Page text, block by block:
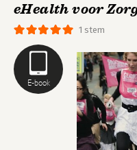
E-book
1 stem
eHealth voor